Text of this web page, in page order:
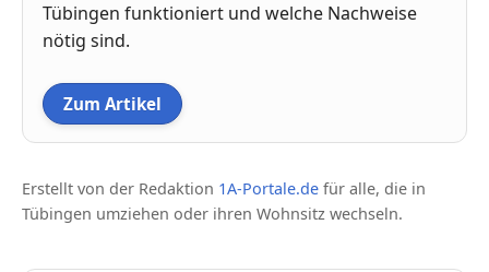
Tübingen funktioniert und welche Nachweise
nötig sind.
Zum Artikel
Erstellt von der Redaktion 1A-Portale.de für alle, die in
Tübingen umziehen oder ihren Wohnsitz wechseln.